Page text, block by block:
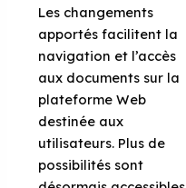
Les changements
apportés facilitent la
navigation et l’accès
aux documents sur la
plateforme Web
destinée aux
utilisateurs. Plus de
possibilités sont